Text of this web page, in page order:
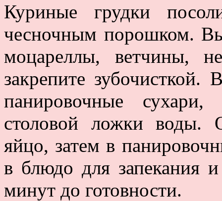
Куриные грудки
чесночным порошком.
моцареллы, ветчины,
закрепите
панировочные
столовой ложки воды.
яйцо, затем в
в блюдо для запекания
минут до готовности.